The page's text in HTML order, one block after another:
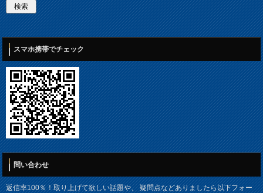
スマホ携帯でチェック
問い合わせ
返信率100％！取り上げて欲しい話題や、 疑問点などありましたら以下フォー